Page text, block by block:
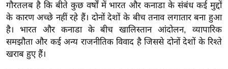
श
ख्सि
य
त
गौरतलब है कि बीते कुछ वर्षों में भारत और कनाडा के संबंध कई मुद्दों
के कारण अच्छे नहीं रहे हैं। दोनों देशों के बीच तनाव लगातार बना हुआ
है। भारत और कनाडा के बीच खालिस्तान आंदोलन, व्यापारिक
समझौता और कई अन्य राजनीतिक विवाद है जिससे दोनों देशों के रिश्ते
खराब हुए हैं।